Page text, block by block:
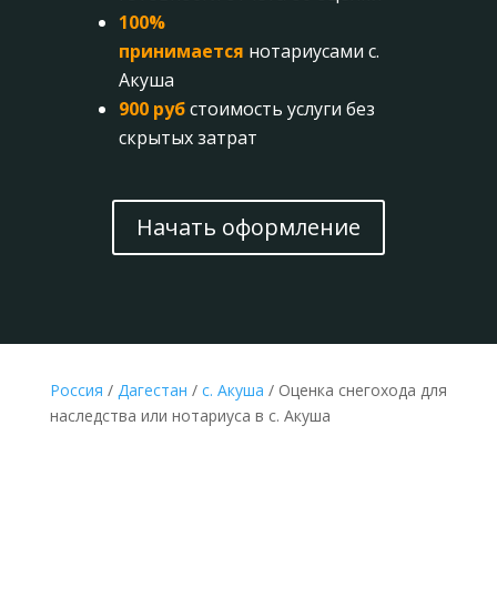
100%
принимается нотариусами с.
Акуша
900 рубстоимость услуги без
скрытых затрат
Начать оформление
Россия / Дагестан / с. Акуша / Оценка снегохода для
наследства или нотариуса в с. Акуша